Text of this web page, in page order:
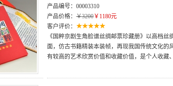
产品编号：00003310
产品价格： ￥3200￥1180元
客户评价：
《国粹京剧生角脸谱丝绸邮票珍藏册》以高档
面，仿古书籍精装本装帧，再现我国传统文化
有较高的艺术欣赏价值和收藏价值，是个人收藏